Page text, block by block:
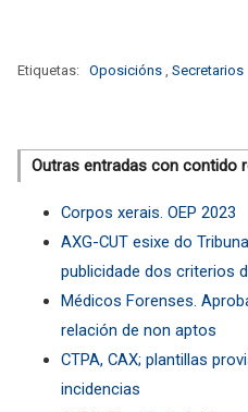
Etiquetas: Oposicións Secretarios
Outras entradas con contido
Corpos xerais. OEP 2023
AXG-CUT esixe do
publicidade dos criterios
Médicos Forenses.
relación de non aptos
CTPA, CAX; plantillas
incidencias